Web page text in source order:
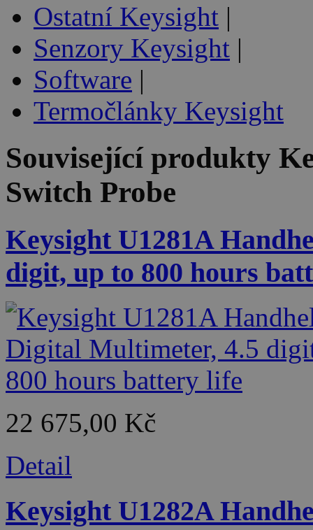
Ostatní Keysight |
Senzory Keysight |
Software |
Termočlánky Keysight
Související produkty
Switch Probe
Keysight U1281A
digit, up to 800 hours
22 675,00 Kč
Detail
Keysight U1282A